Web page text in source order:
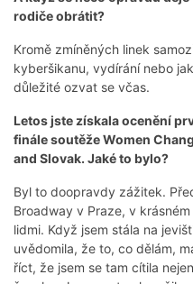
rodiče obrátit?
Kromě zmíněných linek
kyberšikanu, vydírání nebo
důležité ozvat se včas.
Letos jste získala ocenění
finále soutěže Women
and Slovak. Jaké to bylo?
Byl to doopravdy zážitek.
Broadway v Praze, v
lidmi. Když jsem stála na
uvědomila, že to, co dělám,
říct, že jsem se tam cítila